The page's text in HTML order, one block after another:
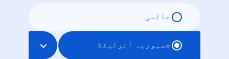
عالمی
جمہوریہ آئرلینڈ